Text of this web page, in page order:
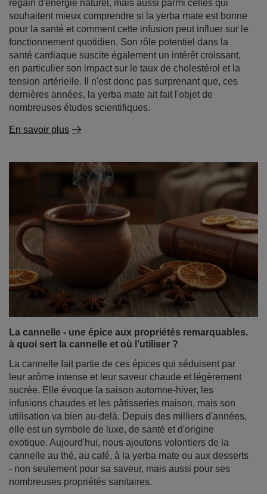
La yerba mate est-elle bonne pour la santé ? Quels
sont ses effets sur le cholestérol et la tension
La yerba mate attire l'attention depuis des années, non
seulement parmi les personnes à la recherche d'un
regain d'énergie naturel, mais aussi parmi celles qui
souhaitent mieux comprendre si la yerba mate est bonne
pour la santé et comment cette infusion peut influer sur le
fonctionnement quotidien. Son rôle potentiel dans la
santé cardiaque suscite également un intérêt croissant,
en particulier son impact sur le taux de cholestérol et la
tension artérielle. Il n'est donc pas surprenant que, ces
nombreuses études scientifiques.
En savoir plus